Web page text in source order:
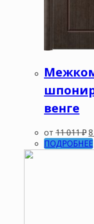
венге
от 11 011₽
ПОДРОБНЕЕ